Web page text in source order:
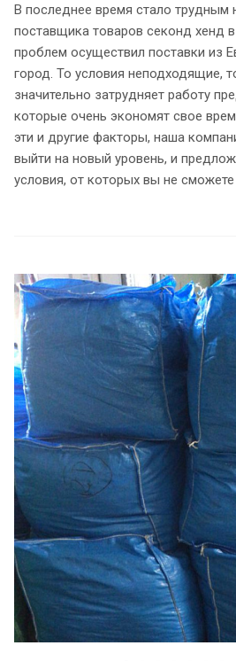
В последнее время стало трудным
поставщика товаров секонд хенд
проблем осуществил поставки из
город. То условия неподходящие,
значительно затрудняет работу
которые очень экономят свое
эти и другие факторы, наша
выйти на новый уровень, и
условия, от которых вы не сможете